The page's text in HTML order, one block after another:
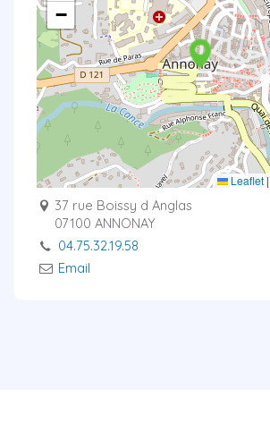
−
Leaflet|
37 rue Boissy d Anglas
07100 ANNONAY
04.75.32.19.58
Email